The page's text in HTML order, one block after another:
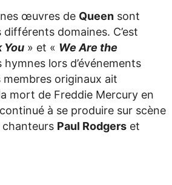
œuvres de Queen sont
domaines. C’est
You » et « We Are the
lors d’événements
originaux ait
mort de Freddie Mercury en
à se produire sur scène
chanteurs Paul Rodgers et